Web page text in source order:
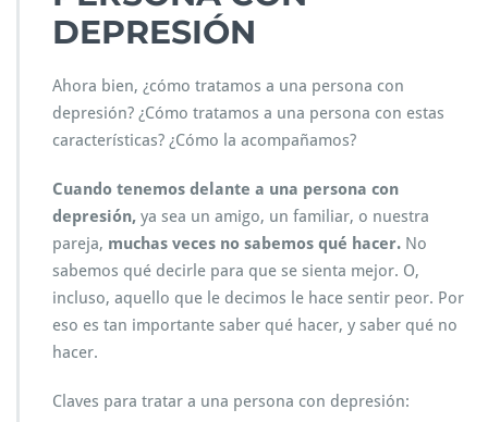
DEPRESIÓN
Ahora bien, ¿cómo tratamos a una persona con
depresión? ¿Cómo tratamos a una persona con estas
características? ¿Cómo la acompañamos?
Cuando tenemos delante a una persona con
depresión, ya sea un amigo, un familiar, o nuestra
pareja, muchas veces no sabemos qué hacer. No
sabemos qué decirle para que se sienta mejor. O,
incluso, aquello que le decimos le hace sentir peor. Por
eso es tan importante saber qué hacer, y saber qué no
hacer.
Claves para tratar a una persona con depresión: